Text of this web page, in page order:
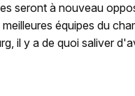
seront à nouveau
équipes du
il y a de quoi saliver